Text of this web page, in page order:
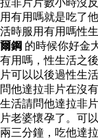
用有用嗎就是吃了
活時服用有用嗎性
爾鋼 的時候你好金
有用嗎，性生活之
片可以以後過性生
問他達拉非片在沒
生活請問他達拉非
片老婆懷孕了。可
兩三分鐘，吃他達